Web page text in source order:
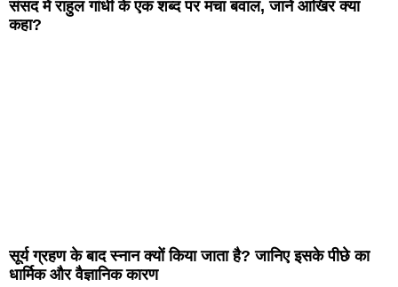
संसद में राहुल गांधी के एक शब्द पर मचा बवाल, जानें आखिर क्या
कहा?
सूर्य ग्रहण के बाद स्नान क्यों किया जाता है? जानिए इसके पीछे का
धार्मिक और वैज्ञानिक कारण